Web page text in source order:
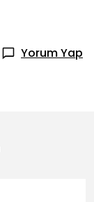
Yorum Yap